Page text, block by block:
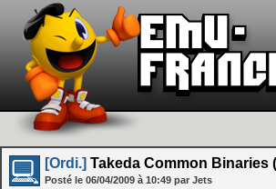
[Ordi.] Takeda Common Binaries
Posté le 06/04/2009 à 10:49 par Jets